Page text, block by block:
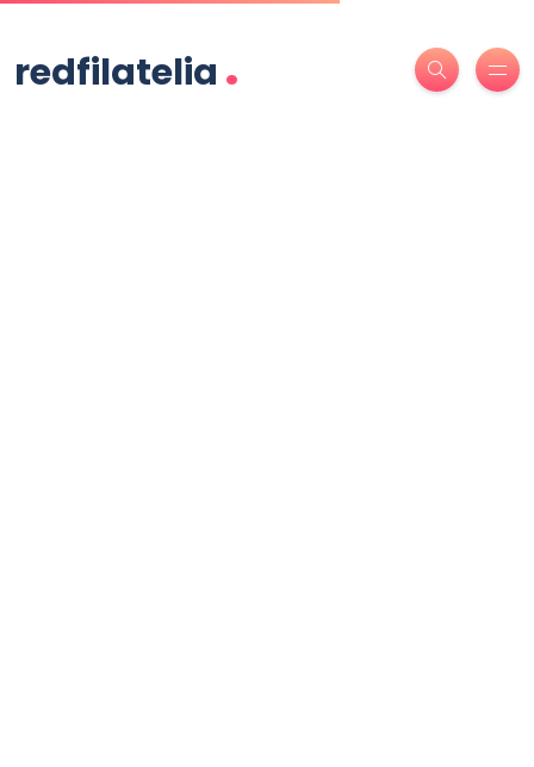
redfilatelia .